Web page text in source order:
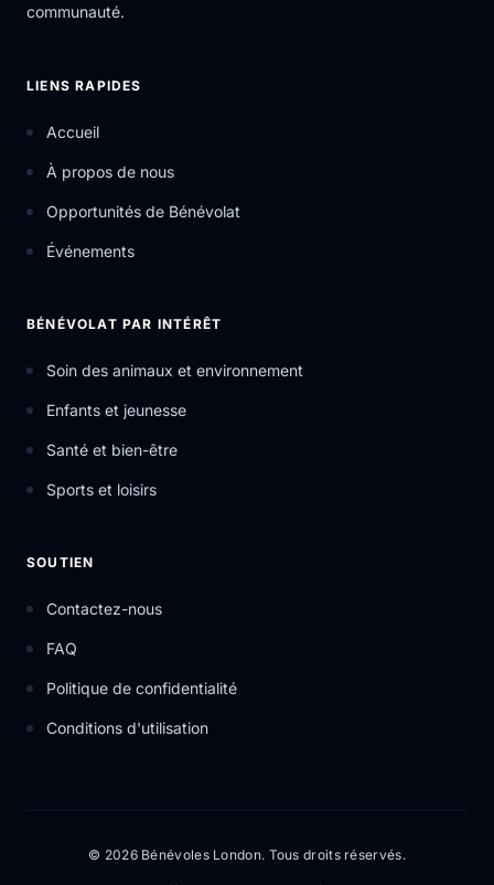
communauté.
LIENS RAPIDES
Accueil
À propos de nous
Opportunités de Bénévolat
Événements
BÉNÉVOLAT PAR INTÉRÊT
Soin des animaux et environnement
Enfants et jeunesse
Santé et bien-être
Sports et loisirs
SOUTIEN
Contactez-nous
FAQ
Politique de confidentialité
Conditions d'utilisation
© 2026 Bénévoles London. Tous droits réservés.